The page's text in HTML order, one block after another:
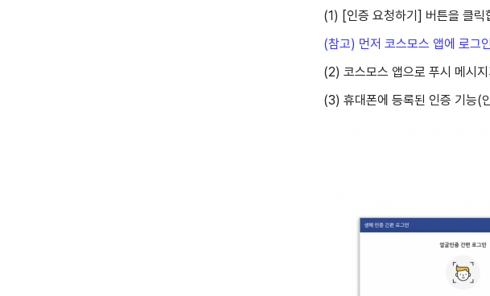
(1) [인증 요청하기] 버튼을 클릭
(참고) 먼저 코스모스 앱에 로그
(2) 코스모스 앱으로 푸시 메시
(3) 휴대폰에 등록된 인증 기능(